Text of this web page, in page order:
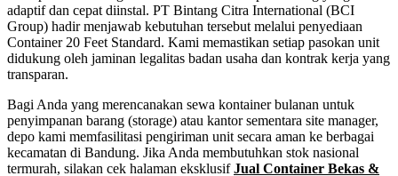
adaptif dan cepat diinstal. PT Bintang Citra International (BCI
Group) hadir menjawab kebutuhan tersebut melalui penyediaan
Container 20 Feet Standard. Kami memastikan setiap pasokan unit
didukung oleh jaminan legalitas badan usaha dan kontrak kerja yang
transparan.
Bagi Anda yang merencanakan sewa kontainer bulanan untuk
penyimpanan barang (storage) atau kantor sementara site manager,
depo kami memfasilitasi pengiriman unit secara aman ke berbagai
kecamatan di Bandung. Jika Anda membutuhkan stok nasional
termurah, silakan cek halaman eksklusifJual Container Bekas &